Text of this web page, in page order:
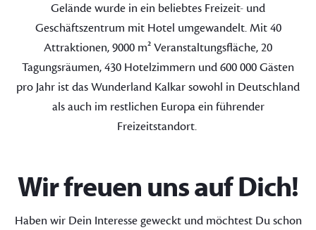
Gelände wurde in ein beliebtes Freizeit- und
Geschäftszentrum mit Hotel umgewandelt. Mit 40
Attraktionen, 9000 m² Veranstaltungsfläche, 20
Tagungsräumen, 430 Hotelzimmern und 600 000 Gästen
pro Jahr ist das Wunderland Kalkar sowohl in Deutschland
als auch im restlichen Europa ein führender
Freizeitstandort.
Wir freuen uns auf Dich!
Haben wir Dein Interesse geweckt und möchtest Du schon